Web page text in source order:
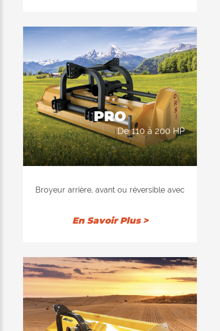
branches jusqu'à 8 cm de diamètre.
L'équipement de hachage se compose
d'un corps monolithique de 6 mm
d'épaisseur. Double position du rouleau
d'appui arrière: 1) auto-nettoyant pour
permettre au produit déchiqueté d'être
déchargé derrière le rouleau; La
consommation d'énergie du tracteur est
ainsi réduite au minimum, ce qui entraîne
une réduction des dépenses. 2) arrière,
afin de conserver le produit à l'intérieur
davantage. Le contre-couteau installé à
rouleau d'appui.
PRO
de 110 à 200 HP
Broyeur arrière, avant ou réversible avec
électronique, disponible avec marteaux
branches jusqu'à 8 cm de diamètre.
L'équipement de hachage se compose
d'un double chassis interne construit
entièrement en HARDOX® (acier résistant
à l'usure et anti-abrasif). Double position
du rouleau d'appui arrière: 1) auto-
En Savoir Plus >